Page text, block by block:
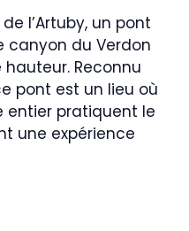
l’Artuby, un pont
canyon du Verdon
Reconnu
pont est un lieu où
entier pratiquent le
une expérience